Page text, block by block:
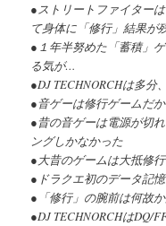
●ストリートファイター
て身体に「修行」結果が
●１年半努めた「蓄積」
る気が…
●DJ TECHNORCHは多
●音ゲーは修行ゲームだ
●昔の音ゲーは電源が切
ングしかなかった
●大昔のゲームは大抵修
●ドラクエ初のデータ記
●「修行」の腕前は何故
●DJ TECHNORCHはDQ/